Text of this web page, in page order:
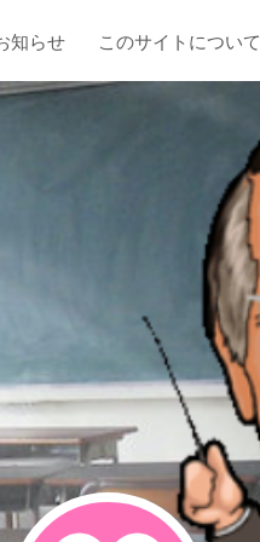
知らせ このサイトについて